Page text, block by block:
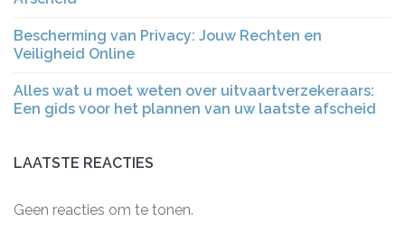
Bescherming van Privacy: Jouw Rechten en
Veiligheid Online
Alles wat u moet weten over uitvaartverzekeraars:
Een gids voor het plannen van uw laatste afscheid
LAATSTE REACTIES
Geen reacties om te tonen.